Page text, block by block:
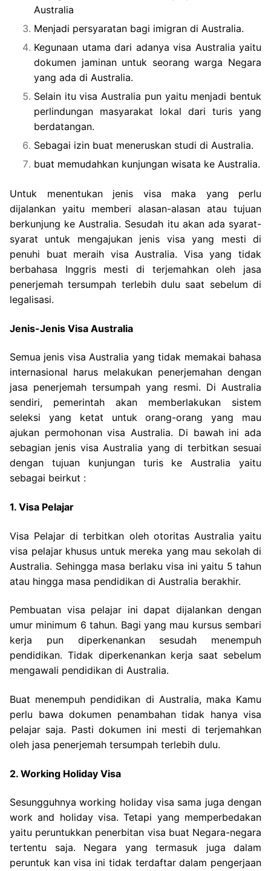
Australia
Menjadi persyaratan bagi imigran di Australia.
Kegunaan utama dari adanya visa Australia yaitu
dokumen jaminan untuk seorang warga Negara
yang ada di Australia.
Selain itu visa Australia pun yaitu menjadi bentuk
perlindungan masyarakat lokal dari turis yang
berdatangan.
Sebagai izin buat meneruskan studi di Australia.
buat memudahkan kunjungan wisata ke Australia.
Untuk menentukan jenis visa maka yang perlu
dijalankan yaitu memberi alasan-alasan atau tujuan
berkunjung ke Australia. Sesudah itu akan ada syarat-
syarat untuk mengajukan jenis visa yang mesti di
penuhi buat meraih visa Australia. Visa yang tidak
berbahasa Inggris mesti di terjemahkan oleh jasa
penerjemah tersumpah terlebih dulu saat sebelum di
legalisasi.
Jenis-Jenis Visa Australia
Semua jenis visa Australia yang tidak memakai bahasa
internasional harus melakukan penerjemahan dengan
jasa penerjemah tersumpah yang resmi. Di Australia
sendiri, pemerintah akan memberlakukan sistem
seleksi yang ketat untuk orang-orang yang mau
ajukan permohonan visa Australia. Di bawah ini ada
sebagian jenis visa Australia yang di terbitkan sesuai
dengan tujuan kunjungan turis ke Australia yaitu
sebagai beirkut :
1. Visa Pelajar
Visa Pelajar di terbitkan oleh otoritas Australia yaitu
visa pelajar khusus untuk mereka yang mau sekolah di
Australia. Sehingga masa berlaku visa ini yaitu 5 tahun
atau hingga masa pendidikan di Australia berakhir.
Pembuatan visa pelajar ini dapat dijalankan dengan
umur minimum 6 tahun. Bagi yang mau kursus sembari
kerja pun diperkenankan sesudah menempuh
pendidikan. Tidak diperkenankan kerja saat sebelum
mengawali pendidikan di Australia.
Buat menempuh pendidikan di Australia, maka Kamu
perlu bawa dokumen penambahan tidak hanya visa
pelajar saja. Pasti dokumen ini mesti di terjemahkan
oleh jasa penerjemah tersumpah terlebih dulu.
2. Working Holiday Visa
Sesungguhnya working holiday visa sama juga dengan
work and holiday visa. Tetapi yang memperbedakan
yaitu peruntukkan penerbitan visa buat Negara-negara
tertentu saja. Negara yang termasuk juga dalam
peruntuk kan visa ini tidak terdaftar dalam pengerjaan